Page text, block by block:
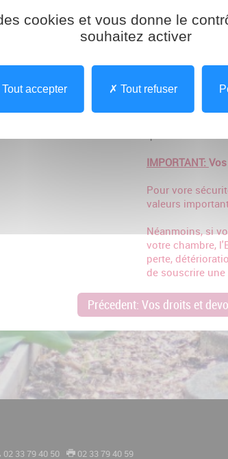
légaux,
demander
Ces données
RGPD.
Dépôt de valeur
Nous vous
IMPORTANT:
Pour vore
valeurs
Néanmoins, si
votre chambre,
perte,
de souscrire
Précedent: Vos droits et
02 33 79 40 50 02 33 79 40 59
cookies et vous donne le
souhaitez activer
Tout accepter Tout refuser